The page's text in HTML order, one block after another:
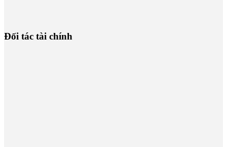
Đối tác tài chính